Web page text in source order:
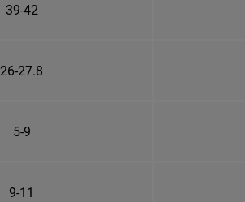
39-42
26-27.8
5-9
9-11